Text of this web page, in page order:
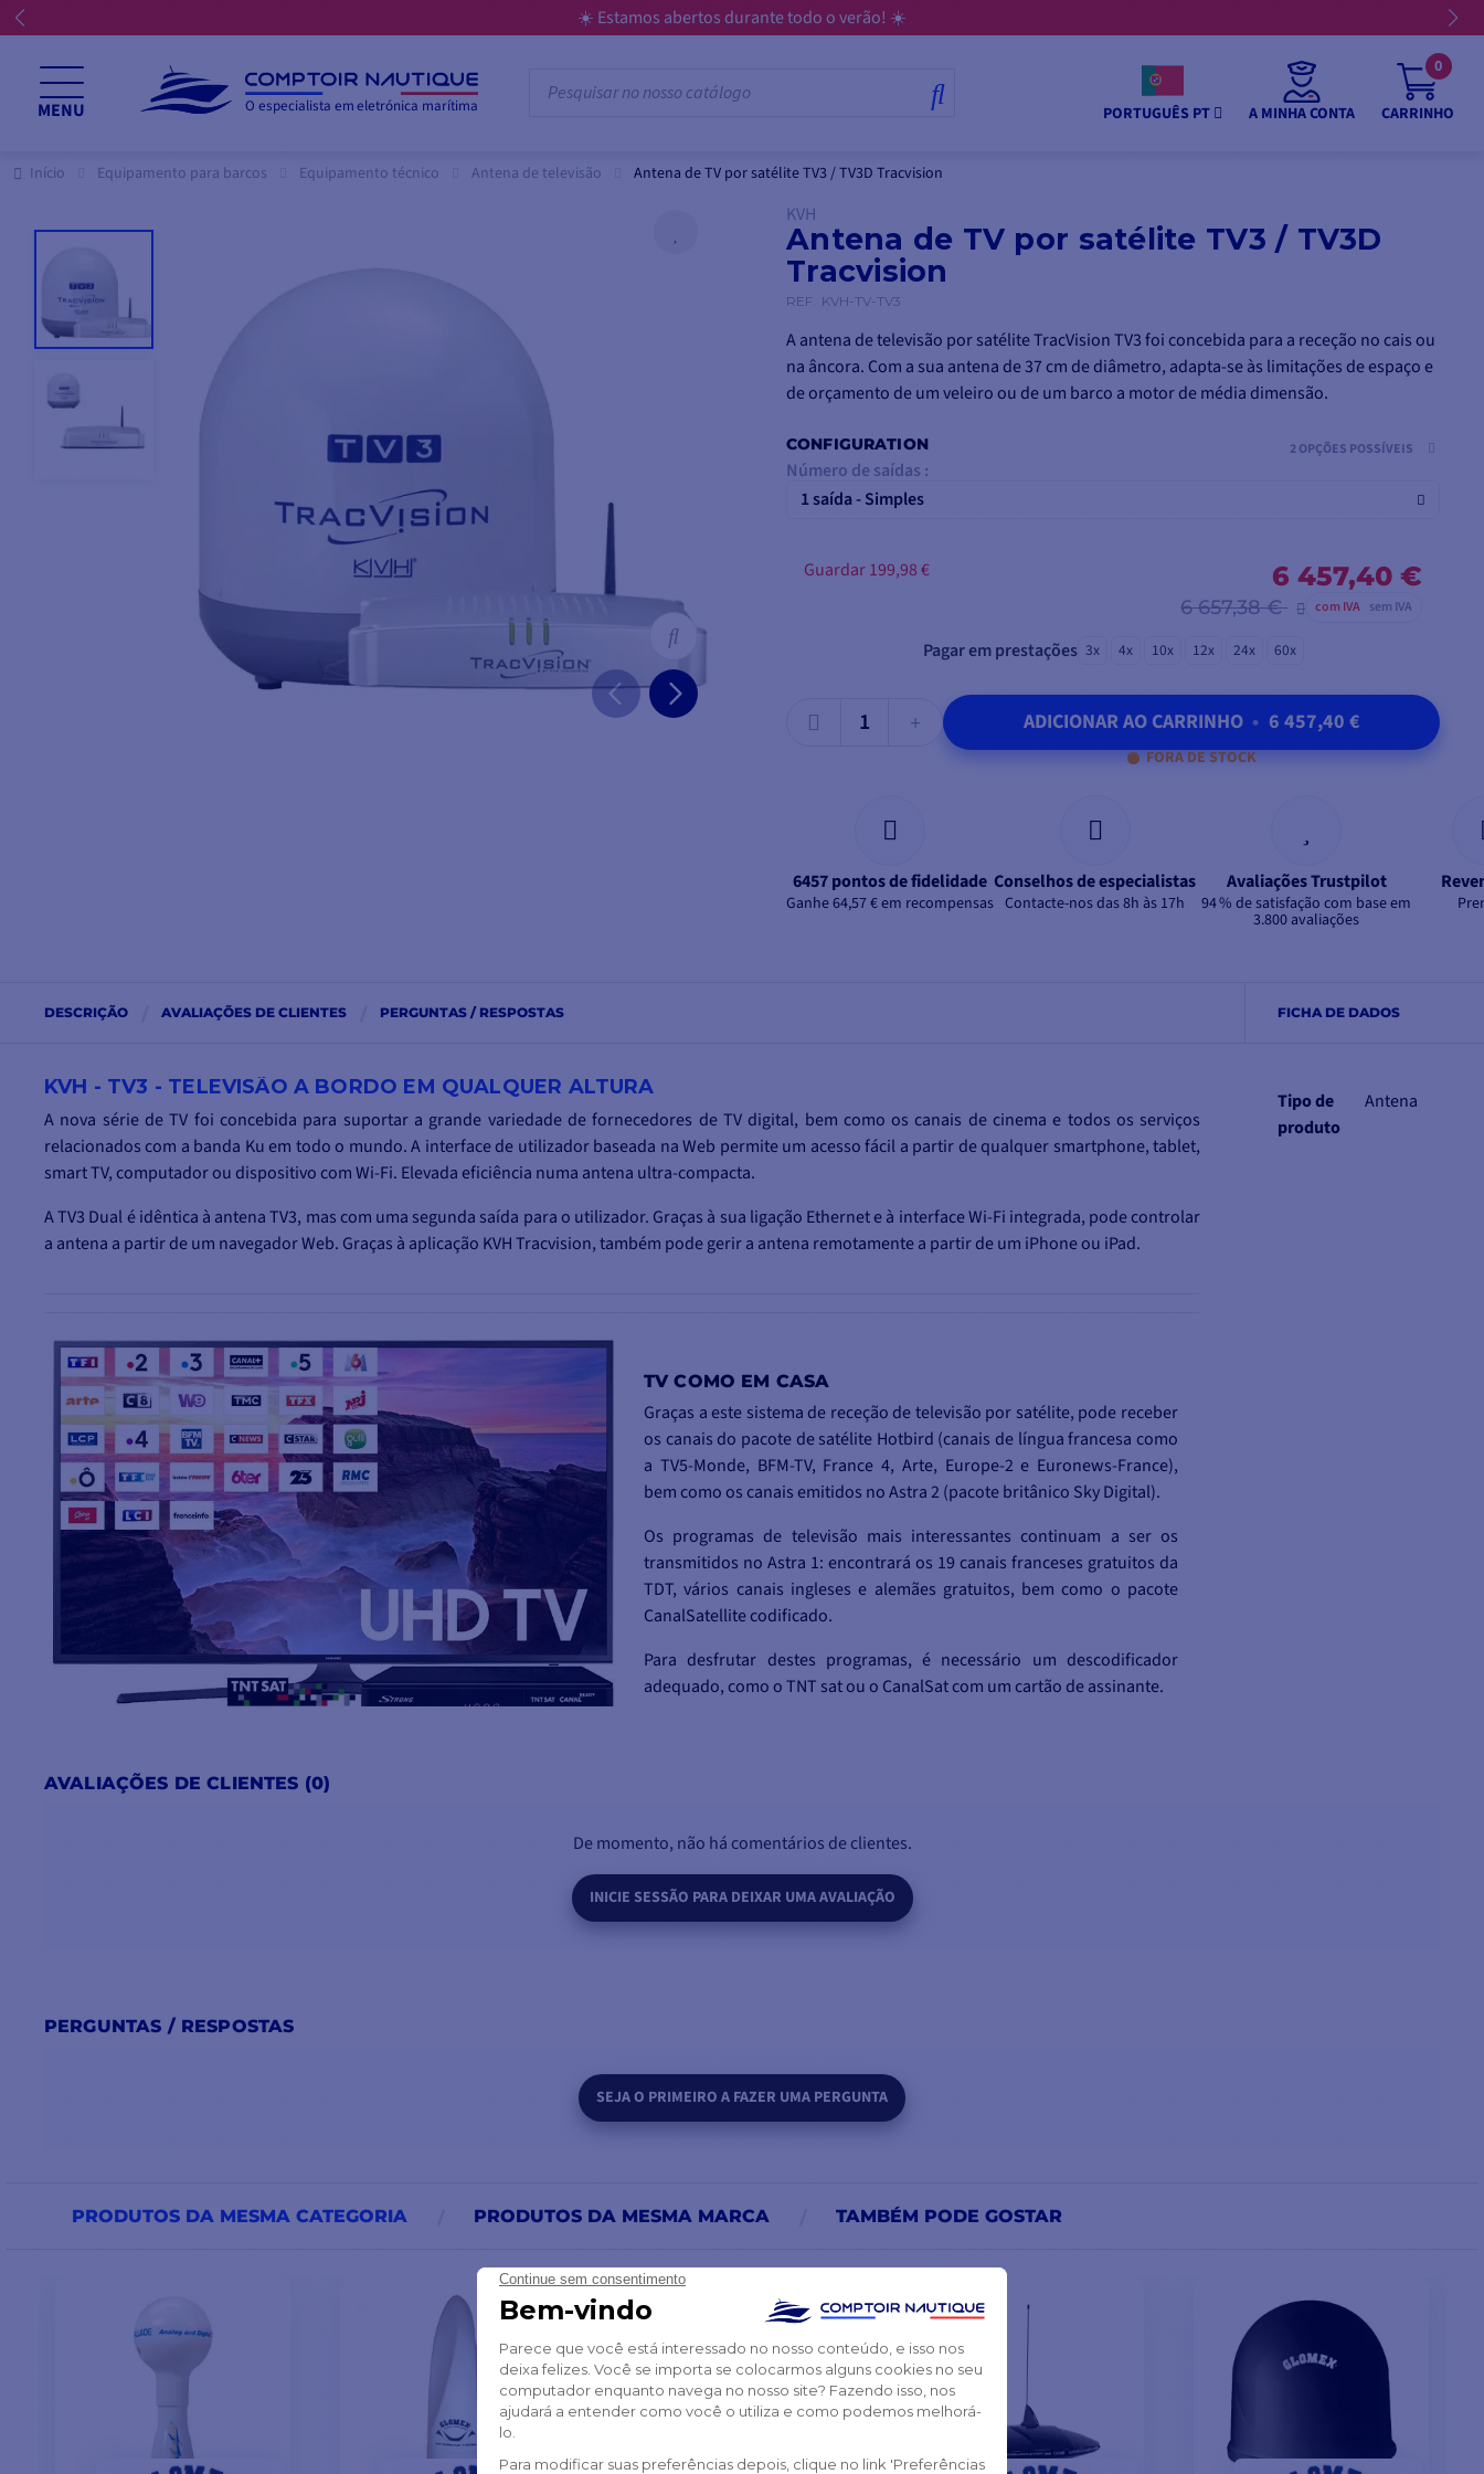
☀️ Estamos abertos durante todo o verão! ☀️
MENU O especialista em eletrónica marítima PORTUGUÊS PT A MINHA CONTA CARRINHO
0
Início Equipamento para barcos Equipamento técnico Antena de televisão Antena de TV por satélite TV3 / TV3D Tracvision
KVH
Antena de TV por satélite TV3 / TV3D
Tracvision
REF. KVH-TV-TV3
A antena de televisão por satélite TracVision TV3 foi concebida para a receção no cais ou
na âncora. Com a sua antena de 37 cm de diâmetro, adapta-se às limitações de espaço e
de orçamento de um veleiro ou de um barco a motor de média dimensão.
CONFIGURATION
Número de saídas :
1 saída - Simples
2 OPÇÕES POSSÍVEIS
6 457,40 €
6 657,38 € com IVA sem IVA
Guardar 199,98 €
Pagar em prestações 3x 4x 10x 12x 24x 60x
ADICIONAR AO CARRINHO • 6 457,40 €
FORA DE STOCK
6457 pontos de fidelidade
Ganhe 64,57 € em recompensas
Conselhos de especialistas
Contacte-nos das 8h às 17h
Avaliações Trustpilot
94 % de satisfação com base em
3.800 avaliações
FICHA DE DADOS
Tipo de
produto
Antena
DESCRIÇÃO AVALIAÇÕES DE CLIENTES PERGUNTAS / RESPOSTAS
KVH - TV3 - TELEVISÃO A BORDO EM QUALQUER ALTURA
A nova série de TV foi concebida para suportar a grande variedade de fornecedores de TV digital, bem como os canais de cinema e todos os serviços
relacionados com a banda Ku em todo o mundo. A interface de utilizador baseada na Web permite um acesso fácil a partir de qualquer smartphone, tablet,
smart TV, computador ou dispositivo com Wi-Fi. Elevada eficiência numa antena ultra-compacta.
A TV3 Dual é idêntica à antena TV3, mas com uma segunda saída para o utilizador. Graças à sua ligação Ethernet e à interface Wi-Fi integrada, pode controlar
a antena a partir de um navegador Web. Graças à aplicação KVH Tracvision, também pode gerir a antena remotamente a partir de um iPhone ou iPad.
TV COMO EM CASA
Graças a este sistema de receção de televisão por satélite, pode receber
os canais do pacote de satélite Hotbird (canais de língua francesa como
a TV5-Monde, BFM-TV, France 4, Arte, Europe-2 e Euronews-France),
bem como os canais emitidos no Astra 2 (pacote britânico Sky Digital).
Os programas de televisão mais interessantes continuam a ser os
transmitidos no Astra 1: encontrará os 19 canais franceses gratuitos da
TDT, vários canais ingleses e alemães gratuitos, bem como o pacote
CanalSatellite codificado.
Para desfrutar destes programas, é necessário um descodificador
adequado, como o TNT sat ou o CanalSat com um cartão de assinante.
O algoritmo de busca de satélites da KVH capta um sinal num punhado
de segundos, quatro ou cinco vezes mais rápido do que qualquer outra
Italia, Sky U.K. e outros serviços de TV por satélite e banda KU em todo o
Controlo total, na ponta dos dedos... A unidade de controlo KVH facilita
desenvolvido para uma visualização óptima no seu smartphone, tablet,
Smart TV ou computador.
Extensa biblioteca de satélites.
Criação simplificada de uma rede local a bordo.
Assistente de instalação e configuração.
Resolução rápida de problemas com o estado da antena e diagnóstico
avançado do sistema.
AVALIAÇÕES DE CLIENTES (0)
De momento, não há comentários de clientes.
INICIE SESSÃO PARA DEIXAR UMA AVALIAÇÃO
PERGUNTAS / RESPOSTAS
SEJA O PRIMEIRO A FAZER UMA PERGUNTA
PRODUTOS DA MESMA CATEGORIA PRODUTOS DA MESMA MARCA TAMBÉM PODE GOSTAR